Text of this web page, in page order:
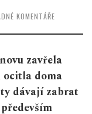
KOMENTÁŘE
zavřela
ocitla doma
dávají zabrat